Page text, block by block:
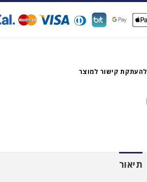
קישור למוצר
תיאור